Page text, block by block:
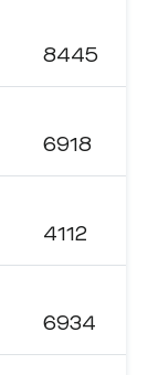
8445
6918
4112
6934